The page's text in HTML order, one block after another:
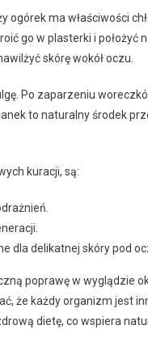
ogórek ma właściwości
go w plasterki i położyć
skórę wokół oczu.
Po zaparzeniu
to naturalny środek
kuracji, są:
dla delikatnej skóry pod
poprawę w wyglądzie
że każdy organizm jest
dietę, co wspiera